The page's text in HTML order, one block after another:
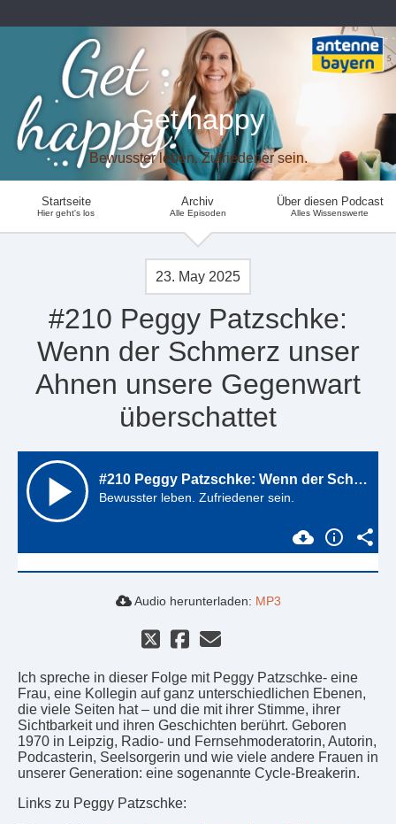
Get happy
Bewusster leben. Zufriedener sein.
Startseite
Hier geht's los
Archiv
Alle Episoden
Über diesen Podcast
Alles Wissenswerte
23. May 2025
#210 Peggy Patzschke:
Wenn der Schmerz unser
Ahnen unsere Gegenwart
überschattet
Audio herunterladen: MP3
Ich spreche in dieser Folge mit Peggy Patzschke- eine
Frau, eine Kollegin auf ganz unterschiedlichen Ebenen,
die viele Seiten hat – und die mit ihrer Stimme, ihrer
Sichtbarkeit und ihren Geschichten berührt. Geboren
1970 in Leipzig, Radio- und Fernsehmoderatorin, Autorin,
Podcasterin, Seelsorgerin und wie viele andere Frauen in
unserer Generation: eine sogenannte Cycle-Breakerin.
Links zu Peggy Patzschke: